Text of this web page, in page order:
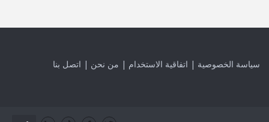
سياسة الخصوصية | اتفاقية الاستخدام | من نحن | اتصل بنا